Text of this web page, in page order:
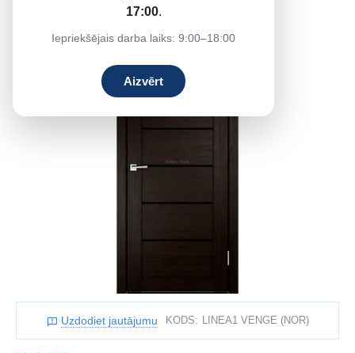
17:00.
Iepriekšējais darba laiks: 9:00–18:00
Aizvērt
Atlaide 18%
Uzdodiet jautājumu KODS: LINEA1 VENGE (NOR)